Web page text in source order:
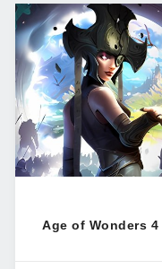
Age of Wonders 4